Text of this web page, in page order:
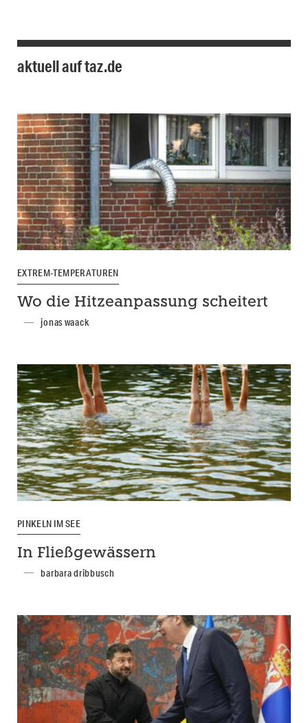
aktuell auf taz.de
EXTREM-TEMPERATUREN
Wo die Hitzeanpassung scheitert
jonas waack
PINKELN IM SEE
In Fließgewässern
barbara dribbusch